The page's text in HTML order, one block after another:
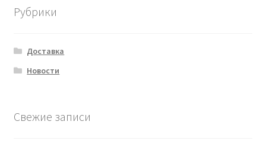
Рубрики
Доставка
Новости
Свежие записи